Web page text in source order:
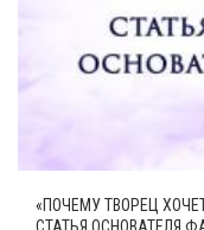
«ПОЧЕМУ ТВОРЕЦ